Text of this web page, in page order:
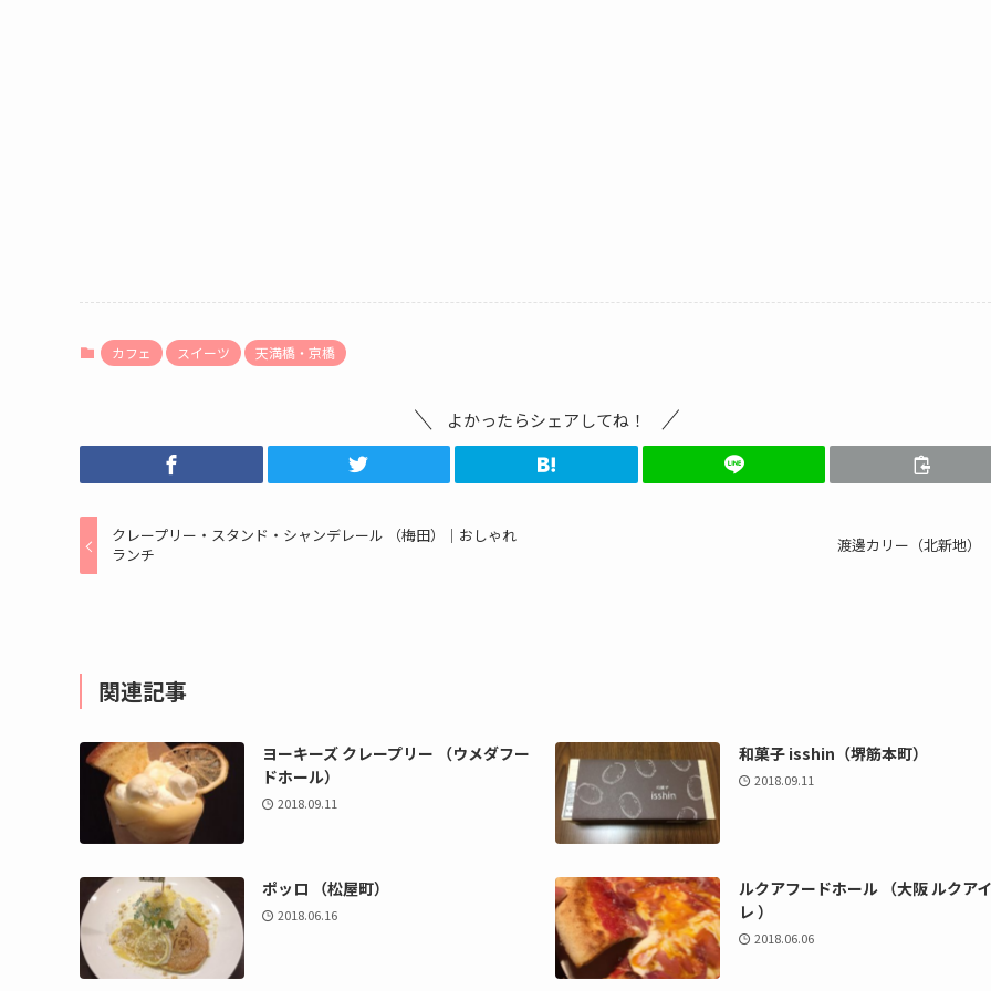
カフェ スイーツ 天満橋・京橋
よかったらシェアしてね！
クレープリー・スタンド・シャンデレール （梅田）｜おしゃれ
ランチ
渡邊カリー（北新地）
関連記事
ヨーキーズ クレープリー （ウメダフー
ドホール）
2018.09.11
和菓子 isshin（堺筋本町）
2018.09.11
ポッロ （松屋町）
2018.06.16
ルクアフードホール （大阪 ルクア
レ ）
2018.06.06